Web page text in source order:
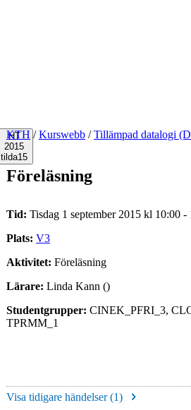
HT
2015
tilda15
KTH / Kurswebb / Tillämpad datalogi
Föreläsning
Tid: Tisdag 1 september 2015 kl 10:00 -
Plats: V3
Aktivitet: Föreläsning
Lärare: Linda Kann ()
Studentgrupper: CINEK_PFRI_3,
TPRMM_1
Visa tidigare händelser (1)